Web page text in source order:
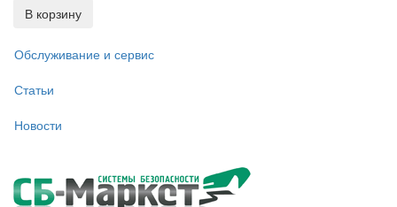
В корзину
Обслуживание и сервис
Статьи
Новости